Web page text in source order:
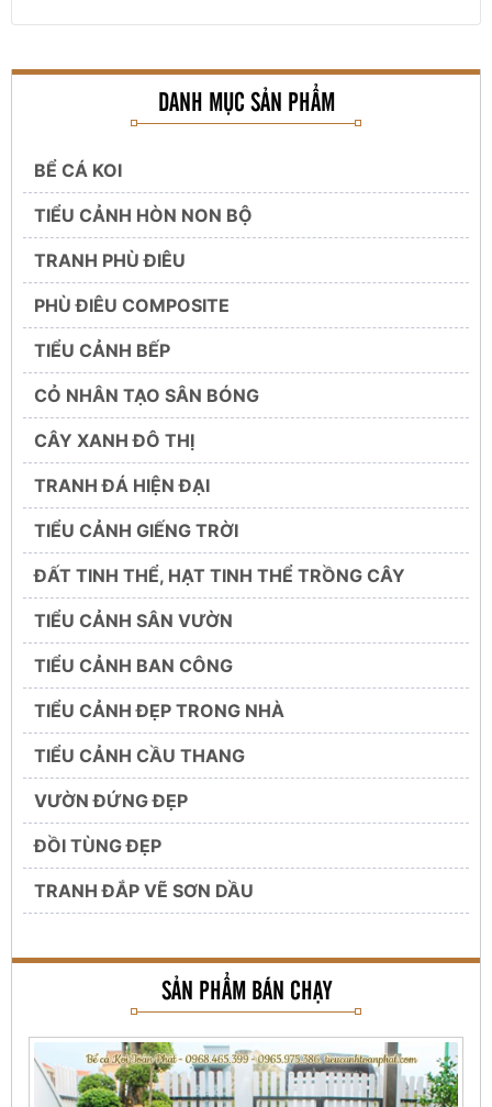
DANH MỤC SẢN PHẨM
BỂ CÁ KOI
TIỂU CẢNH HÒN NON BỘ
TRANH PHÙ ĐIÊU
PHÙ ĐIÊU COMPOSITE
TIỂU CẢNH BẾP
CỎ NHÂN TẠO SÂN BÓNG
CÂY XANH ĐÔ THỊ
TRANH ĐÁ HIỆN ĐẠI
TIỂU CẢNH GIẾNG TRỜI
ĐẤT TINH THỂ, HẠT TINH THỂ TRỒNG CÂY
TIỂU CẢNH SÂN VƯỜN
TIỂU CẢNH BAN CÔNG
TIỂU CẢNH ĐẸP TRONG NHÀ
TIỂU CẢNH CẦU THANG
VƯỜN ĐỨNG ĐẸP
ĐỒI TÙNG ĐẸP
TRANH ĐẮP VẼ SƠN DẦU
SẢN PHẨM BÁN CHẠY